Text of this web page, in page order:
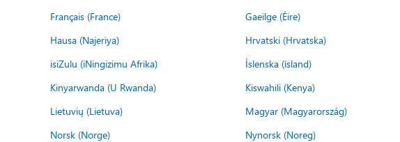
Français (France)
Gaeilge (Éire)
Hausa (Najeriya)
Hrvatski (Hrvatska)
isiZulu (iNingizimu Afrika)
Íslenska (ísland)
Kinyarwanda (U Rwanda)
Kiswahili (Kenya)
Lietuvių (Lietuva)
Magyar (Magyarország)
Norsk (Norge)
Nynorsk (Noreg)